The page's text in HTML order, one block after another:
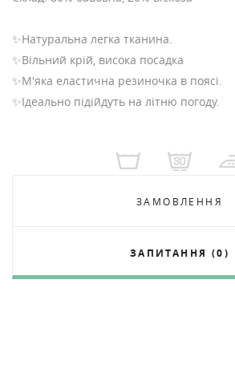
✨Натуральна легка тканина.
✨Вільний крій, висока посадка
✨М'яка еластична резиночка в поясі.
✨Ідеально підійдуть на літню погоду.
ЗАМОВЛЕННЯ
ЗАПИТАННЯ (0)